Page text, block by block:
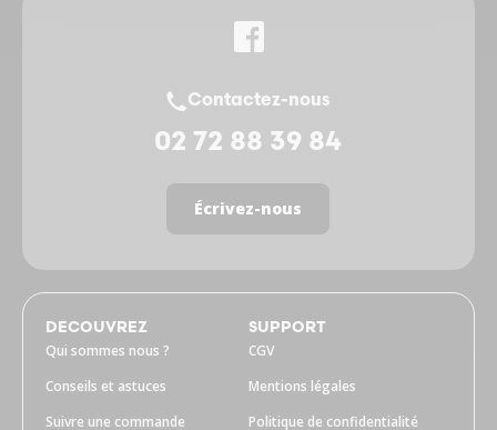
Contactez-nous
02 72 88 39 84
Écrivez-nous
DECOUVREZ
Qui sommes nous ?
Conseils et astuces
Suivre une commande
SUPPORT
CGV
Mentions légales
Politique de confidentialité